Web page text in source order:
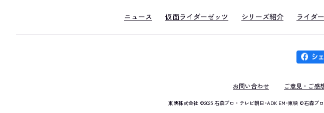
ニュース 仮面ライダーゼッツ シリーズ紹介 ライダ
お問い合わせ ご意見・ご感
東映株式会社 ©2025 石森プロ・テレビ朝日･ADK EM･東映 ©石森プ